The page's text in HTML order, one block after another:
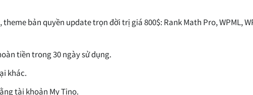
bản quyền update trọn đời trị giá 800$: Rank Math Pro, WPML,
tiền trong 30 ngày sử dụng.
khác.
tài khoản My Tino.